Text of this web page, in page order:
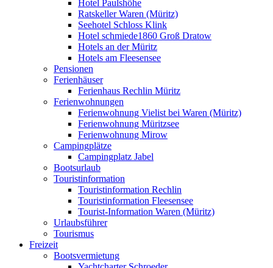
Hotel Paulshöhe
Ratskeller Waren (Müritz)
Seehotel Schloss Klink
Hotel schmiede1860 Groß Dratow
Hotels an der Müritz
Hotels am Fleesensee
Pensionen
Ferienhäuser
Ferienhaus Rechlin Müritz
Ferienwohnungen
Ferienwohnung Vielist bei Waren (Müritz)
Ferienwohnung Müritzsee
Ferienwohnung Mirow
Campingplätze
Campingplatz Jabel
Bootsurlaub
Touristinformation
Touristinformation Rechlin
Touristinformation Fleesensee
Tourist-Information Waren (Müritz)
Urlaubsführer
Tourismus
Freizeit
Bootsvermietung